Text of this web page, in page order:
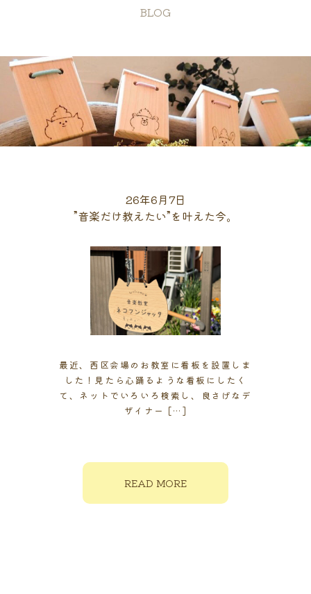
BLOG
26年6月7日
”音楽だけ教えたい”を叶えた今。
最近、西区会場のお教室に看板を設置しま
した！見たら心踊るような看板にしたく
て、ネットでいろいろ検索し、良さげなデ
ザイナー […]
READ MORE